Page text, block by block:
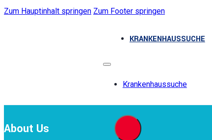
Zum Hauptinhalt springen Zum Footer springen
KRANKENHAUSSUCHE
Krankenhaussuche
About Us